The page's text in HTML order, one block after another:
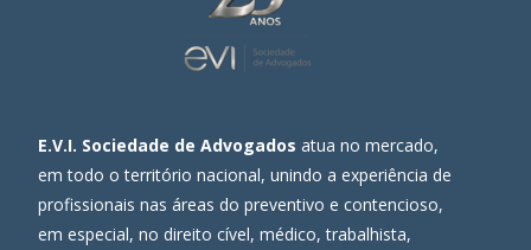
E.V.I. Sociedade de Advogados atua no mercado,
em todo o território nacional, unindo a experiência de
profissionais nas áreas do preventivo e contencioso,
em especial, no direito cível, médico, trabalhista,